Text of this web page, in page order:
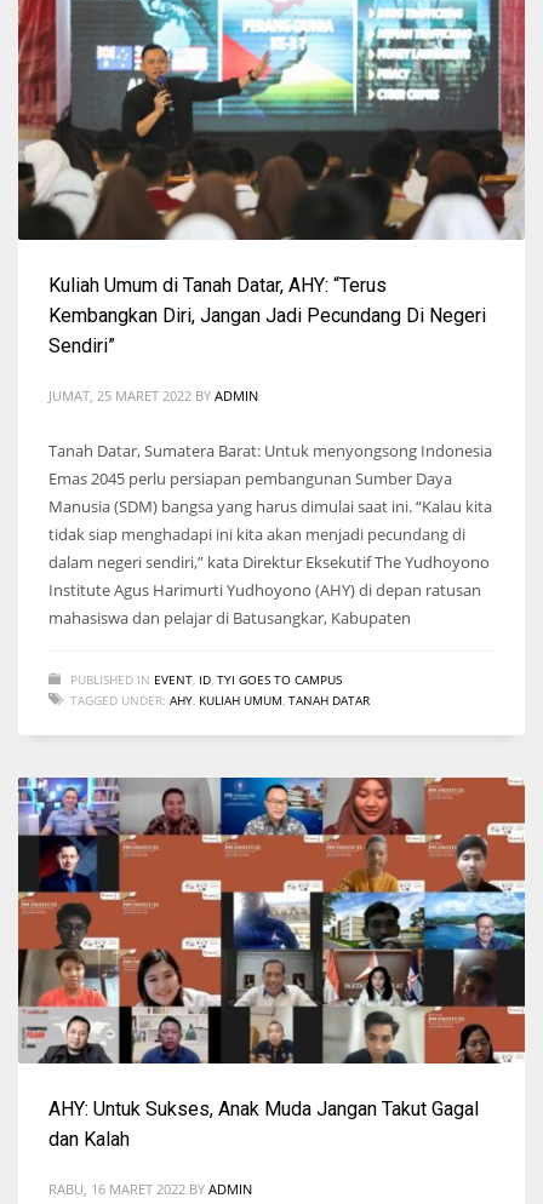
Kuliah Umum di Tanah Datar, AHY: “Terus
Kembangkan Diri, Jangan Jadi Pecundang Di Negeri
Sendiri”
JUMAT, 25 MARET 2022 BY ADMIN
Tanah Datar, Sumatera Barat: Untuk menyongsong Indonesia
Emas 2045 perlu persiapan pembangunan Sumber Daya
Manusia (SDM) bangsa yang harus dimulai saat ini. “Kalau kita
tidak siap menghadapi ini kita akan menjadi pecundang di
dalam negeri sendiri,” kata Direktur Eksekutif The Yudhoyono
Institute Agus Harimurti Yudhoyono (AHY) di depan ratusan
mahasiswa dan pelajar di Batusangkar, Kabupaten
PUBLISHED IN EVENT ID TYI GOES TO CAMPUS
TAGGED UNDER: AHY KULIAH UMUM TANAH DATAR
AHY: Untuk Sukses, Anak Muda Jangan Takut Gagal
dan Kalah
RABU, 16 MARET 2022 BY ADMIN